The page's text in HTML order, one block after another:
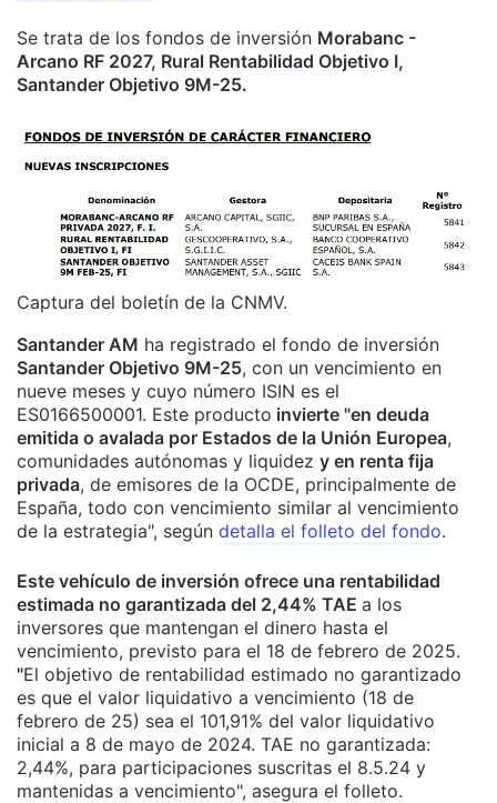
Se trata de los fondos de inversión Morabanc -
Arcano RF 2027, Rural Rentabilidad Objetivo I,
Santander Objetivo 9M-25.
Captura del boletín de la CNMV.
Santander AM ha registrado el fondo de inversión
Santander Objetivo 9M-25, con un vencimiento en
nueve meses y cuyo número ISIN es el
ES0166500001. Este producto invierte "en deuda
emitida o avalada por Estados de la Unión Europea,
comunidades autónomas y liquidez y en renta fija
privada, de emisores de la OCDE, principalmente de
España, todo con vencimiento similar al vencimiento
de la estrategia", según detalla el folleto del fondo.
Este vehículo de inversión ofrece una rentabilidad
estimada no garantizada del 2,44% TAE a los
inversores que mantengan el dinero hasta el
vencimiento, previsto para el 18 de febrero de 2025.
"El objetivo de rentabilidad estimado no garantizado
es que el valor liquidativo a vencimiento (18 de
febrero de 25) sea el 101,91% del valor liquidativo
inicial a 8 de mayo de 2024. TAE no garantizada:
2,44%, para participaciones suscritas el 8.5.24 y
mantenidas a vencimiento", asegura el folleto.